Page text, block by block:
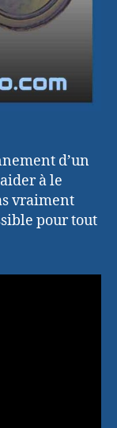
d’un
à le
vraiment
pour tout